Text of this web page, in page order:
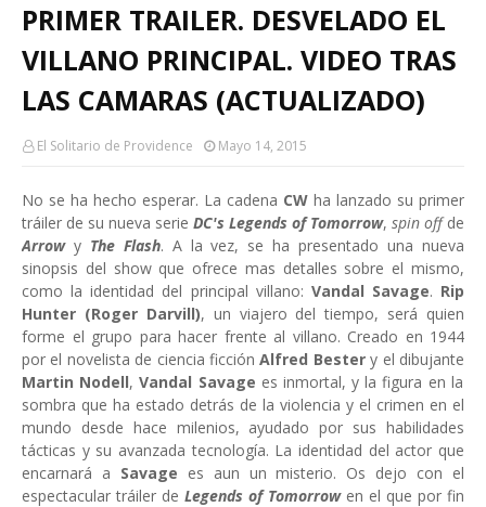
PRIMER TRAILER. DESVELADO EL
VILLANO PRINCIPAL. VIDEO TRAS
LAS CAMARAS (ACTUALIZADO)
El Solitario de Providence Mayo 14, 2015
No se ha hecho esperar. La cadena CW ha lanzado su primer
tráiler de su nueva serie DC's Legends of Tomorrow, spin offde
Arrow y The Flash. A la vez, se ha presentado una nueva
sinopsis del show que ofrece mas detalles sobre el mismo,
como la identidad del principal villano: Vandal Savage. Rip
Hunter (Roger Darvill), un viajero del tiempo, será quien
forme el grupo para hacer frente al villano. Creado en 1944
por el novelista de ciencia ficciónAlfred Bestery el dibujante
Martin Nodell,Vandal Savage es inmortal, y la figura en la
sombra que ha estado detrás de la violencia y el crimen en el
mundo desde hace milenios, ayudado por sus habilidades
tácticas y su avanzada tecnología. La identidad del actor que
encarnará a Savage es aun un misterio. Os dejo con el
espectacular tráiler de Legends of Tomorrow en el que por fin